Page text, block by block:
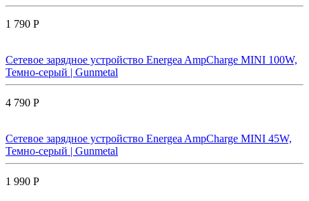
1 790 Р
Сетевое зарядное устройство Energea AmpCharge MINI 100W,
Темно-серый | Gunmetal
4 790 Р
Сетевое зарядное устройство Energea AmpCharge MINI 45W,
Темно-серый | Gunmetal
1 990 Р